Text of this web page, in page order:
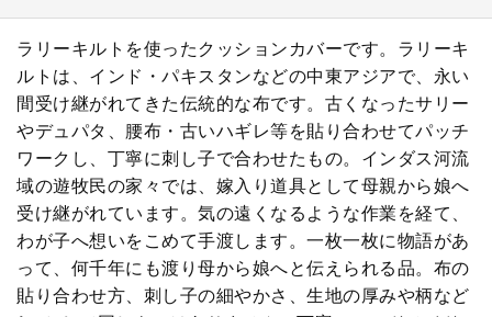
ラリーキルトを使ったクッションカバーです。ラリーキ
ルトは、インド・パキスタンなどの中東アジアで、永い
間受け継がれてきた伝統的な布です。古くなったサリー
やデュパタ、腰布・古いハギレ等を貼り合わせてパッチ
ワークし、丁寧に刺し子で合わせたもの。インダス河流
域の遊牧民の家々では、嫁入り道具として母親から娘へ
受け継がれています。気の遠くなるような作業を経て、
わが子へ想いをこめて手渡します。一枚一枚に物語があ
って、何千年にも渡り母から娘へと伝えられる品。布の
貼り合わせ方、刺し子の細やかさ、生地の厚みや柄など